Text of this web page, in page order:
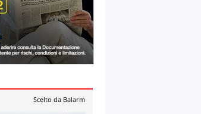
Scelto da Balarm